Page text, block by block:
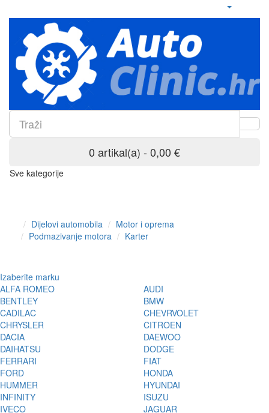
0 artikal(a) - 0,00 €
Sve kategorije
Dijelovi automobila
Motor i oprema
Podmazivanje motora
Karter
Izaberite marku
ALFA ROMEO
AUDI
BENTLEY
BMW
CADILAC
CHEVRVOLET
CHRYSLER
CITROEN
DACIA
DAEWOO
DAIHATSU
DODGE
FERRARI
FIAT
FORD
HONDA
HUMMER
HYUNDAI
INFINITY
ISUZU
IVECO
JAGUAR